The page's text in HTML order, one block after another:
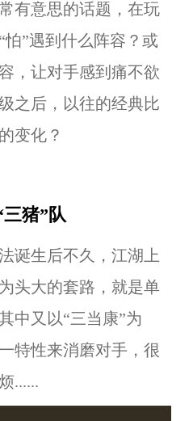
有意思的话题，在玩
怕”遇到什么阵容？或
，让对手感到痛不欲
之后，以往的经典比
变化？
猪”队
生后不久，江湖上
头大的套路，就是单
中又以“三当康”为
特性来消磨对手，很
......